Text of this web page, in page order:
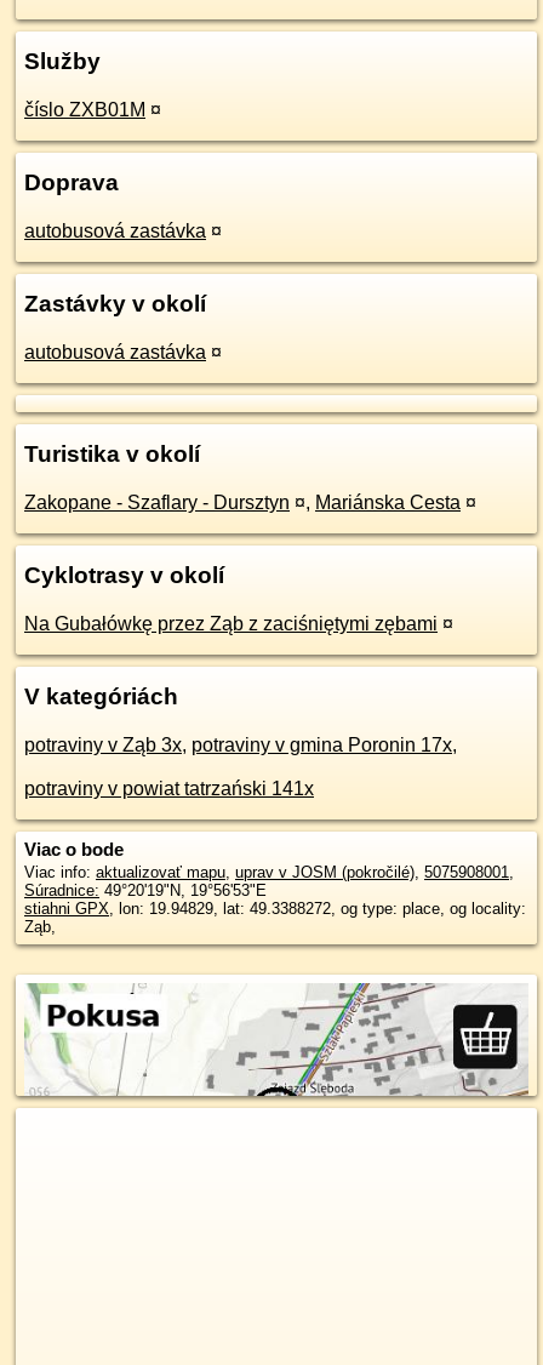
Služby
číslo ZXB01M ¤
Doprava
autobusová zastávka ¤
Zastávky v okolí
autobusová zastávka ¤
Turistika v okolí
Zakopane - Szaflary - Dursztyn ¤, Mariánska Cesta ¤
Cyklotrasy v okolí
Na Gubałówkę przez Ząb z zaciśniętymi zębami ¤
V kategóriách
potraviny v Ząb 3x, potraviny v gmina Poronin 17x,
potraviny v powiat tatrzański 141x
Viac o bode
Viac info: aktualizovať mapu, uprav v JOSM (pokročilé), 5075908001,
Súradnice: 49°20'19"N, 19°56'53"E
stiahni GPX, lon: 19.94829, lat: 49.3388272, og type: place, og locality:
Ząb,